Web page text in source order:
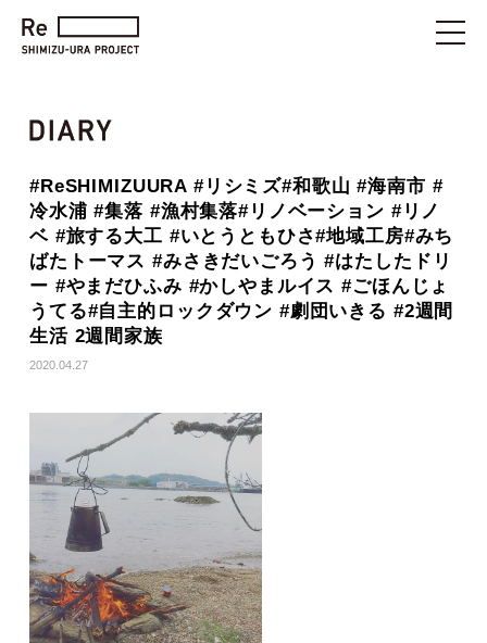
#ReSHIMIZUURA #リシミズ#和歌山 #海南市 #
冷水浦 #集落 #漁村集落#リノベーション #リノ
ベ #旅する大工 #いとうともひさ#地域工房#みち
ばたトーマス #みさきだいごろう #はたしたドリ
ー #やまだひふみ #かしやまルイス #ごほんじょ
うてる#自主的ロックダウン #劇団いきる #2週間
生活 2週間家族
2020.04.27